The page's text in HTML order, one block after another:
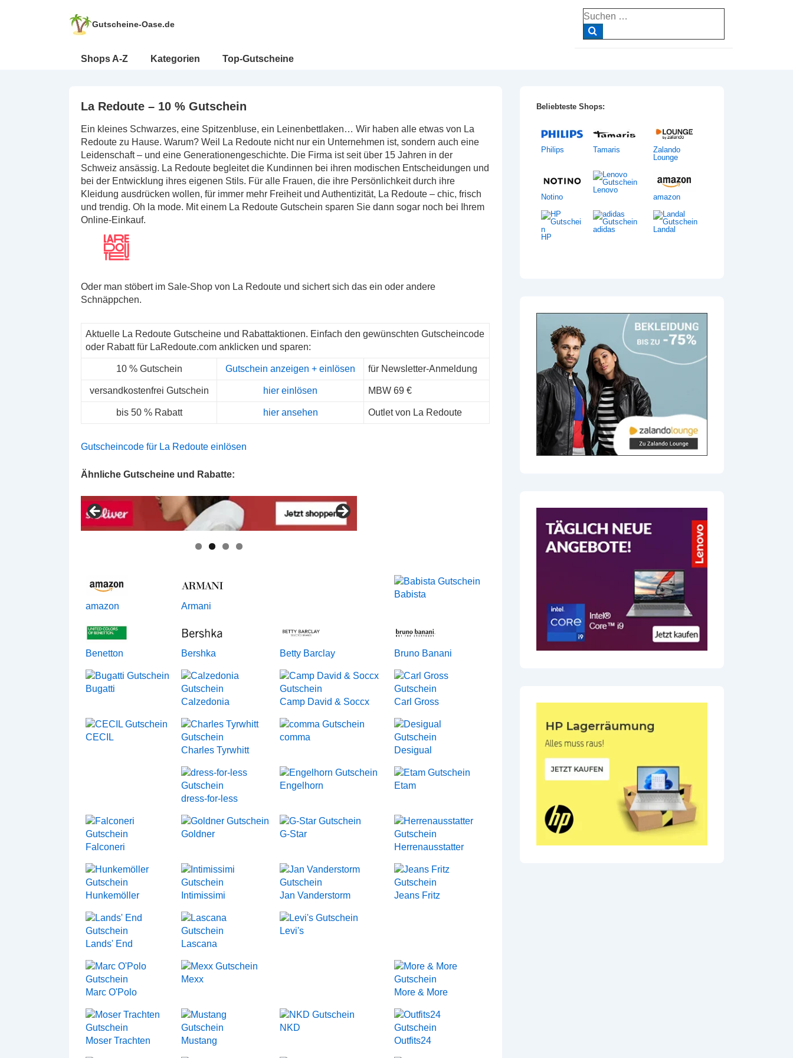
Gutscheine-Oase.de
Suche
nach:
Hauptnavigation
Shops A-Z Kategorien Top-Gutscheine
La Redoute – 10 % Gutschein
Ein kleines Schwarzes, eine Spitzenbluse, ein Leinenbettlaken… Wir haben alle etwas von La
Redoute zu Hause. Warum? Weil La Redoute nicht nur ein Unternehmen ist, sondern auch eine
Leidenschaft – und eine Generationengeschichte. Die Firma ist seit über 15 Jahren in der
Schweiz ansässig. La Redoute begleitet die Kundinnen bei ihren modischen Entscheidungen und
bei der Entwicklung ihres eigenen Stils. Für alle Frauen, die ihre Persönlichkeit durch ihre
Kleidung ausdrücken wollen, für immer mehr Freiheit und Authentizität, La Redoute – chic, frisch
und trendig. Oh la mode. Mit einem La Redoute Gutschein sparen Sie dann sogar noch bei Ihrem
Online-Einkauf.
Oder man stöbert im Sale-Shop von La Redoute und sichert sich das ein oder andere
Schnäppchen.
Aktuelle La Redoute Gutscheine und Rabattaktionen. Einfach den gewünschten Gutscheincode
oder Rabatt für LaRedoute.com anklicken und sparen:
10 % Gutschein Gutschein anzeigen + einlösen für Newsletter-Anmeldung
versandkostenfrei Gutschein hier einlösen MBW 69 €
bis 50 % Rabatt hier ansehen Outlet von La Redoute
Gutscheincode für La Redoute einlösen
Ähnliche Gutscheine und Rabatte:
amazon Armani
Babista
Benetton Bershka Betty Barclay Bruno Banani
Bugatti
Calzedonia
Camp David & Soccx Carl Gross
CECIL
Charles Tyrwhitt
comma
Desigual
dress-for-less
Engelhorn Etam
Falconeri
Goldner
G-Star
Herrenausstatter
Hunkemöller Intimissimi Jan Vanderstorm Jeans Fritz
Lands' End Lascana
Levi's
Marc O'Polo
Mexx
More & More
Moser Trachten Mustang
NKD
Outfits24
Beliebteste Shops:
Philips Tamaris
Zalando
Lounge
Notino
Lenovo
amazon
HP
adidas Landal